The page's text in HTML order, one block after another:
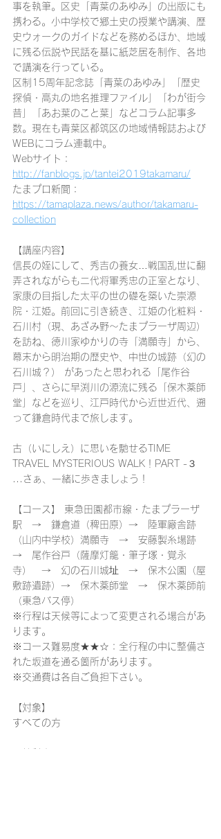
事を執筆。区史「青葉のあゆみ」の出版にも
携わる。小中学校で郷土史の授業や講演、歴
史ウォークのガイドなどを務めるほか、地域
に残る伝説や民話を基に紙芝居を制作、各地
で講演を行っている。
区制15周年記念誌「青葉のあゆみ」「歴史
探偵・高丸の地名推理ファイル」「わが街今
昔」「あお葉のこと葉」などコラム記事多
数。現在も青葉区都筑区の地域情報誌および
WEBにコラム連載中。
Webサイト：
http://fanblogs.jp/tantei2019takamaru/
たまプロ新聞：
https://tamaplaza.news/author/takamaru-
collection
【講座内容】
信長の姪にして、秀吉の養女…戦国乱世に翻
弄されながらも二代将軍秀忠の正室となり、
家康の目指した太平の世の礎を築いた崇源
院・江姫。前回に引き続き、江姫の化粧料・
石川村（現、あざみ野～たまプラーザ周辺）
を訪ね、徳川家ゆかりの寺「満願寺」から、
幕末から明治期の歴史や、中世の城跡（幻の
石川城？） があったと思われる「尾作谷
戸」、さらに早渕川の源流に残る「保木薬師
堂」などを巡り、江戸時代から近世近代、遡
って鎌倉時代まで旅します。
古（いにしえ）に思いを馳せるTIME
TRAVEL MYSTERIOUS WALK！PART -３
...さぁ、一緒に歩きましょう！
【コース】 東急田園都市線・たまプラーザ
駅　→　鎌倉道（稗田原）→　陸軍廠舎跡
（山内中学校）満願寺　→　安藤製糸場跡
→　尾作谷戸（薩摩灯籠・筆子塚・覚永
寺）　→　幻の石川城址　→　保木公園（屋
敷跡遺跡）→　保木薬師堂　→　保木薬師前
（東急バス停）
※行程は天候等によって変更される場合があ
ります。
※コース難易度★★☆：全行程の中に整備さ
れた坂道を通る箇所があります。
※交通費は各自ご負担下さい。
【対象】
すべての方